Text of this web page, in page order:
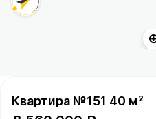
Квартира №151 40 м²